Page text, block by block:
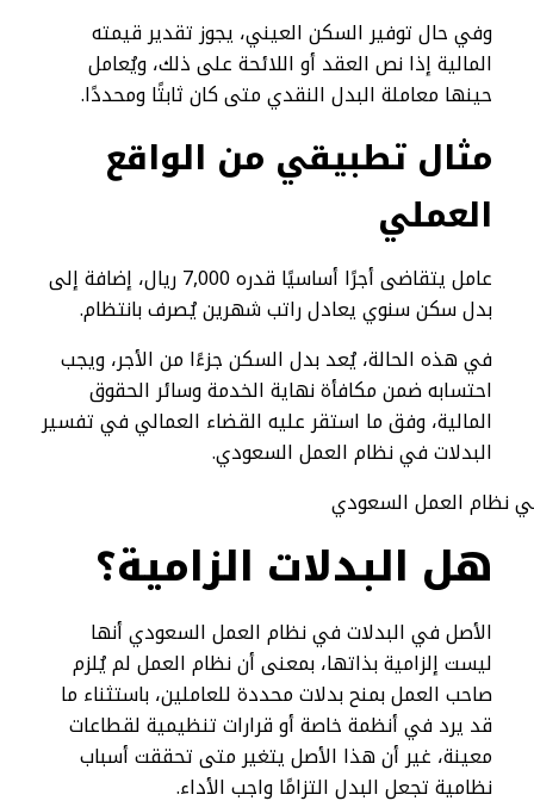
وفي حال توفير السكن العيني، يجوز تقدير قيمته
المالية إذا نص العقد أو اللائحة على ذلك، ويُعامل
حينها معاملة البدل النقدي متى كان ثابتًا ومحددًا.
مثال تطبيقي من الواقع
العملي
عامل يتقاضى أجرًا أساسيًا قدره 7,000 ريال، إضافة إلى
بدل سكن سنوي يعادل راتب شهرين يُصرف بانتظام.
في هذه الحالة، يُعد بدل السكن جزءًا من الأجر، ويجب
احتسابه ضمن مكافأة نهاية الخدمة وسائر الحقوق
المالية، وفق ما استقر عليه القضاء العمالي في تفسير
البدلات في نظام العمل السعودي.
هل البدلات الزامية؟
الأصل في البدلات في نظام العمل السعودي أنها
ليست إلزامية بذاتها، بمعنى أن نظام العمل لم يُلزم
صاحب العمل بمنح بدلات محددة للعاملين، باستثناء ما
قد يرد في أنظمة خاصة أو قرارات تنظيمية لقطاعات
معينة، غير أن هذا الأصل يتغير متى تحققت أسباب
نظامية تجعل البدل التزامًا واجب الأداء.